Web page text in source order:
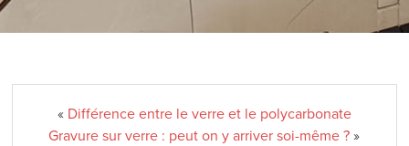
« Différence entre le verre et le polycarbonate
Gravure sur verre : peut on y arriver soi-même ? »